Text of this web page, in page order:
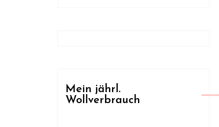
Mein jährl.
Wollverbrauch